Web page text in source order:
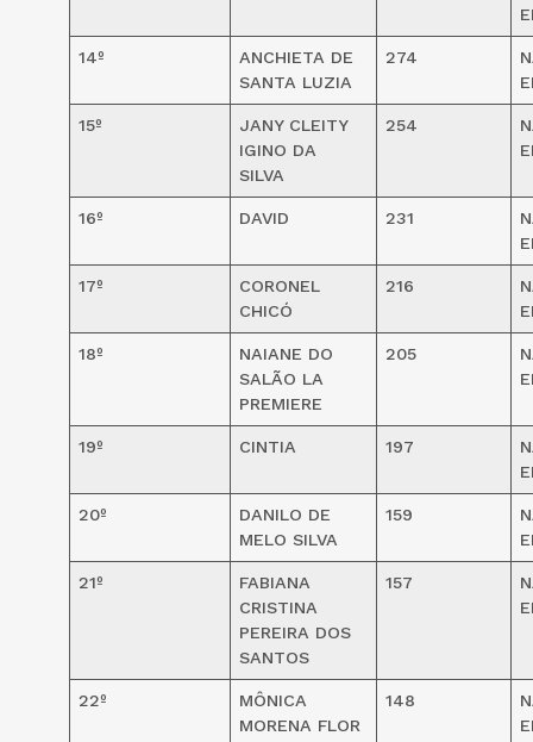
14º
ANCHIETA DE
SANTA LUZIA
274
15º
JANY CLEITY
IGINO DA
SILVA
254
16º DAVID 231
17º
CORONEL
CHICÓ
216
18º
NAIANE DO
SALÃO LA
PREMIERE
205
19º CINTIA 197
20º
DANILO DE
MELO SILVA
159
21º
FABIANA
CRISTINA
PEREIRA DOS
SANTOS
157
22º
MÔNICA
MORENA FLOR
148